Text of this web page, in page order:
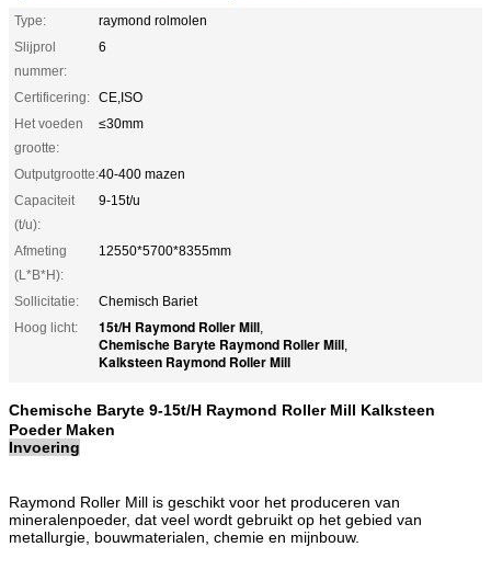
Type:
raymond rolmolen
Slijprol
nummer:
6
Certificering: CE,ISO
Het voeden
grootte:
≤30mm
Outputgrootte:40-400 mazen
Capaciteit
(t/u):
9-15t/u
Afmeting
(L*B*H):
12550*5700*8355mm
Sollicitatie:
Chemisch Bariet
Hoog licht:
15t/H Raymond Roller Mill,
Chemische Baryte Raymond Roller Mill,
Kalksteen Raymond Roller Mill
Chemische Baryte 9-15t/H Raymond Roller Mill Kalksteen
Poeder Maken
Invoering
Raymond Roller Mill is geschikt voor het produceren van
mineralenpoeder, dat veel wordt gebruikt op het gebied van
metallurgie, bouwmaterialen, chemie en mijnbouw.